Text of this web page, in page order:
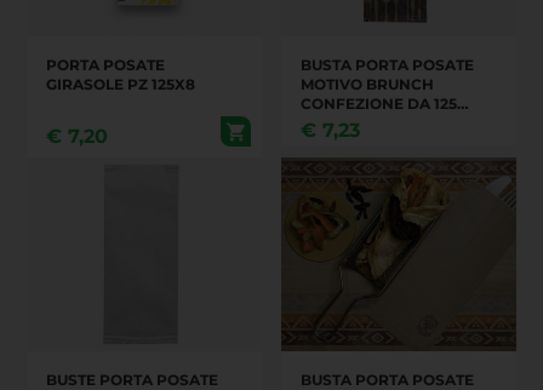
PORTA POSATE
GIRASOLE PZ 125X8
€ 7,20
BUSTA PORTA POSATE
MOTIVO BRUNCH
CONFEZIONE DA 125
PEZZI
€ 7,23
BUSTE PORTA POSATE
BUSTA PORTA POSATE